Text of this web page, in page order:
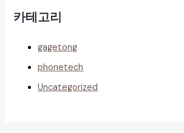
카테고리
gagetong
phonetech
Uncategorized